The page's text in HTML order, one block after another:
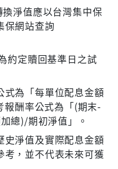
淨值應以台灣集中保
保網站查詢
約定贖回基準日之試
式為「每單位配息金額
酬率公式為「(期末-
總)/期初淨值」。
史淨值及實際配息金額
考，並不代表未來可獲